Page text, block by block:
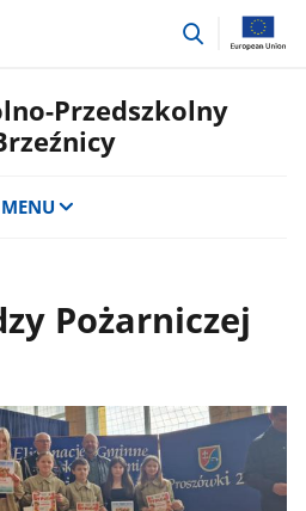
przejdź
Przedszkolny
MENU
Pożarniczej